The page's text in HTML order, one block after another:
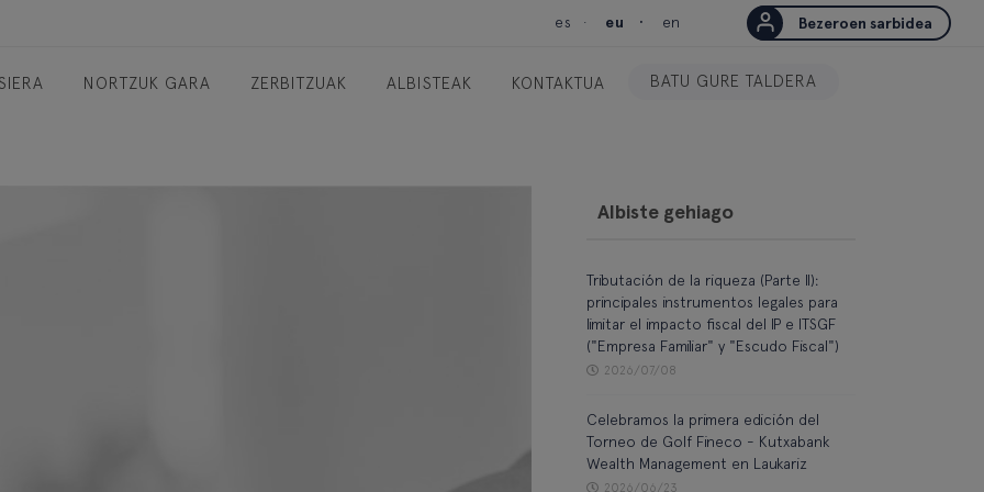
es eu en Bezeroen sarbidea
NORTZUK GARA ZERBITZUAK ALBISTEAK KONTAKTUA BATU GURE TALDERA
Albiste gehiago
Tributación de la riqueza (Parte II):
principales instrumentos legales para
limitar el impacto fiscal del IP e ITSGF
("Empresa Familiar" y "Escudo Fiscal")
2026/07/08
Celebramos la primera edición del
Torneo de Golf Fineco - Kutxabank
Wealth Management en Laukariz
2026/06/23